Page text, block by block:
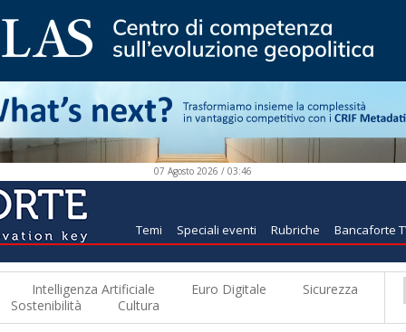
07 Agosto 2026 / 03:46
Temi Speciali eventi Rubriche Bancaforte
Intelligenza Artificiale Euro Digitale
Sicurezza
Sostenibilità Cultura